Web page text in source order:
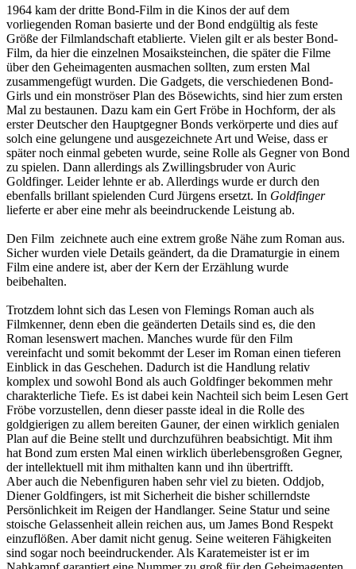
1964 kam der dritte Bond-Film in die Kinos der auf dem
vorliegenden Roman basierte und der Bond endgültig als feste
Größe der Filmlandschaft etablierte. Vielen gilt er als bester Bond-
Film, da hier die einzelnen Mosaiksteinchen, die später die Filme
über den Geheimagenten ausmachen sollten, zum ersten Mal
zusammengefügt wurden. Die Gadgets, die verschiedenen Bond-
Girls und ein monströser Plan des Bösewichts, sind hier zum ersten
Mal zu bestaunen. Dazu kam ein Gert Fröbe in Hochform, der als
erster Deutscher den Hauptgegner Bonds verkörperte und dies auf
solch eine gelungene und ausgezeichnete Art und Weise, dass er
später noch einmal gebeten wurde, seine Rolle als Gegner von Bond
zu spielen. Dann allerdings als Zwillingsbruder von Auric
Goldfinger. Leider lehnte er ab. Allerdings wurde er durch den
ebenfalls brillant spielenden Curd Jürgens ersetzt. In Goldfinger
lieferte er aber eine mehr als beeindruckende Leistung ab.
Den Film zeichnete auch eine extrem große Nähe zum Roman aus.
Sicher wurden viele Details geändert, da die Dramaturgie in einem
Film eine andere ist, aber der Kern der Erzählung wurde
beibehalten.
Trotzdem lohnt sich das Lesen von Flemings Roman auch als
Filmkenner, denn eben die geänderten Details sind es, die den
Roman lesenswert machen. Manches wurde für den Film
vereinfacht und somit bekommt der Leser im Roman einen tieferen
Einblick in das Geschehen. Dadurch ist die Handlung relativ
komplex und sowohl Bond als auch Goldfinger bekommen mehr
charakterliche Tiefe. Es ist dabei kein Nachteil sich beim Lesen Gert
Fröbe vorzustellen, denn dieser passte ideal in die Rolle des
goldgierigen zu allem bereiten Gauner, der einen wirklich genialen
Plan auf die Beine stellt und durchzuführen beabsichtigt. Mit ihm
hat Bond zum ersten Mal einen wirklich überlebensgroßen Gegner,
der intellektuell mit ihm mithalten kann und ihn übertrifft.
Aber auch die Nebenfiguren haben sehr viel zu bieten. Oddjob,
Diener Goldfingers, ist mit Sicherheit die bisher schillerndste
Persönlichkeit im Reigen der Handlanger. Seine Statur und seine
stoische Gelassenheit allein reichen aus, um James Bond Respekt
einzuflößen. Aber damit nicht genug. Seine weiteren Fähigkeiten
sind sogar noch beeindruckender. Als Karatemeister ist er im